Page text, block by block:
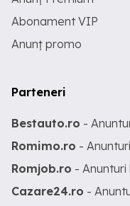
Abonament VIP
Anunț promo
Parteneri
Bestauto.ro -
Romimo.ro -
Romjob.ro -
Cazare24.ro -